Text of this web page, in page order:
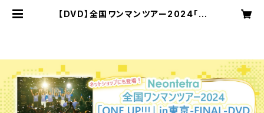
【DVD】全国ワンマンツアー2024「O